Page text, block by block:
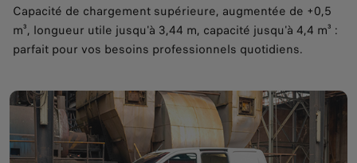
Capacité de chargement supérieure, augmentée de +0,5
m³, longueur utile jusqu'à 3,44 m, capacité jusqu'à 4,4 m³ :
parfait pour vos besoins professionnels quotidiens.